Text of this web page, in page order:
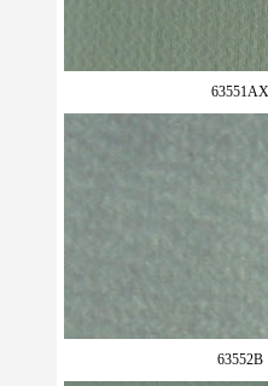
63551AX
63552B